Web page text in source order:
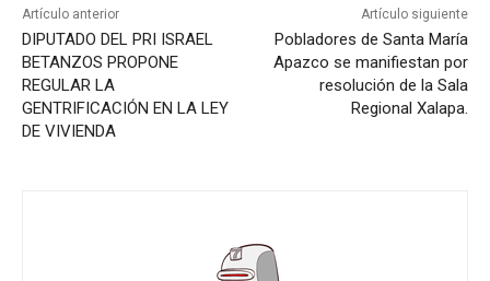
Artículo anterior
DIPUTADO DEL PRI ISRAEL
BETANZOS PROPONE
REGULAR LA
GENTRIFICACIÓN EN LA LEY
DE VIVIENDA
Artículo siguiente
Pobladores de Santa María
Apazco se manifiestan por
resolución de la Sala
Regional Xalapa.